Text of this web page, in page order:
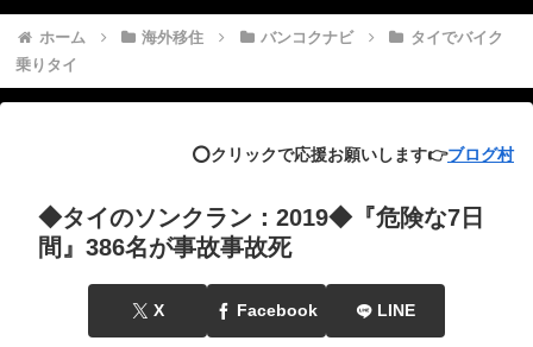
ホーム 海外移住 バンコクナビ
タイでバイク
乗りタイ
⭕️クリックで応援お願いします👉ブログ村
◆タイのソンクラン：2019◆『危険な7日
間』386名が事故事故死
X Facebook LINE